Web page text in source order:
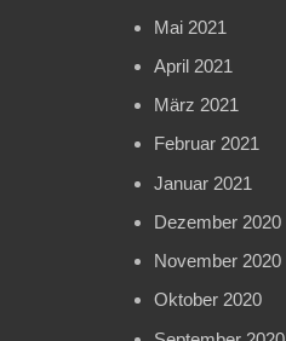
Mai 2021
April 2021
März 2021
Februar 2021
Januar 2021
Dezember 2020
November 2020
Oktober 2020